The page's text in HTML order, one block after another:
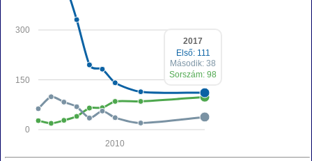
0
150
300
2010
2017
Első: 111
Második: 38
Sorszám: 98